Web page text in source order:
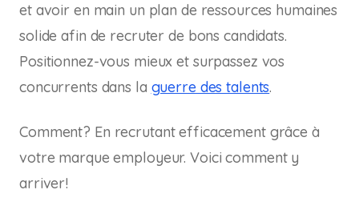
et avoir en main un plan de ressources humaines
solide afin de recruter de bons candidats.
Positionnez-vous mieux et surpassez vos
concurrents dans la guerre des talents.
Comment? En recrutant efficacement grâce à
votre marque employeur. Voici comment y
arriver!